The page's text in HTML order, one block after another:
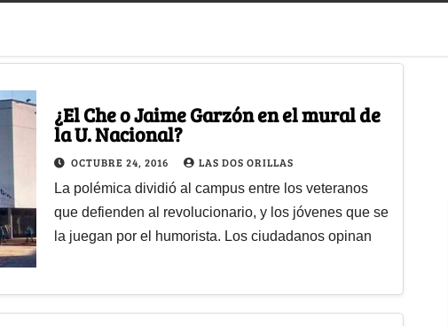
¿El Che o Jaime Garzón en el mural de
la U. Nacional?
OCTUBRE 24, 2016 LAS DOS ORILLAS
La polémica dividió al campus entre los veteranos
que defienden al revolucionario, y los jóvenes que se
la juegan por el humorista. Los ciudadanos opinan